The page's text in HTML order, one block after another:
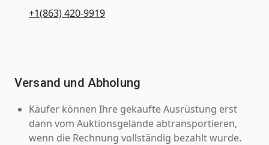
+1(863) 420-9919
Versand und Abholung
Käufer können Ihre gekaufte Ausrüstung erst
dann vom Auktionsgelände abtransportieren,
wenn die Rechnung vollständig bezahlt wurde.